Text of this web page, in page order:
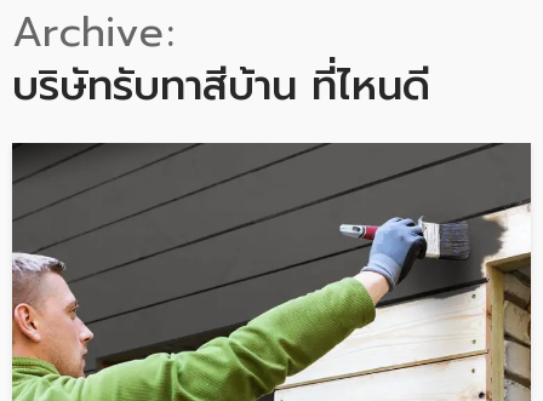
Archive
บริษัทรับทาสีบ้าน ที่ไหนดี